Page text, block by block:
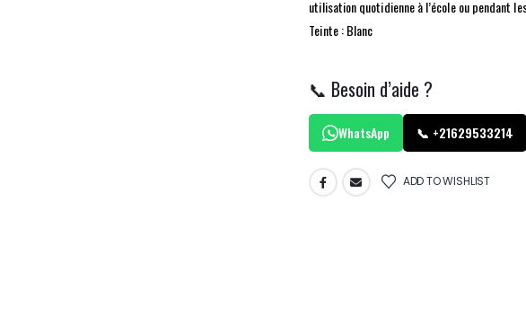
utilisation quotidienne à l’école ou pendant
Teinte : Blanc
📞 Besoin d’aide ?
WhatsApp 📞 +21629533214
ADD TO WISHLIST